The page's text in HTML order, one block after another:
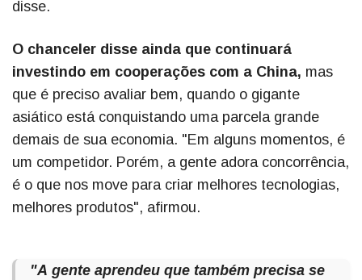
disse.
O chanceler disse ainda que continuará
investindo em cooperações com a China, mas
que é preciso avaliar bem, quando o gigante
asiático está conquistando uma parcela grande
demais de sua economia. "Em alguns momentos, é
um competidor. Porém, a gente adora concorrência,
é o que nos move para criar melhores tecnologias,
melhores produtos", afirmou.
"A gente aprendeu que também precisa se